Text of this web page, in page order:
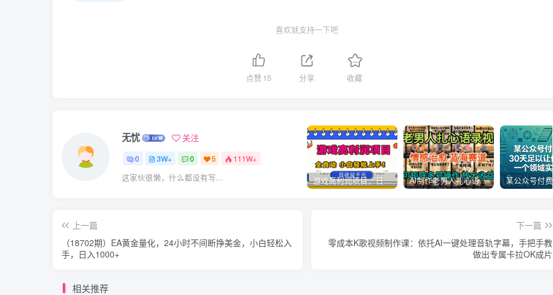
喜欢就支持一下吧
点赞 15 分享 收藏
无忧 关注
0 3W+ 0 5 111W+
这家伙很懒，什么都没有写... 游戏高利润项目，日收益1k+，全自动，无需值守，解放双手，小白轻松上手【揭秘】 AI制作老男人扎心语录，5分钟一条，操作简单，流量非常大，保姆级教程
上一篇
（18702期）EA黄金量化，24小时不间断挣美金，小白轻松入
手，日入1000+
下一篇
零成本K歌视频制作课：依托AI一键处理音轨字幕，手把手教
做出专属卡拉OK成片
相关推荐